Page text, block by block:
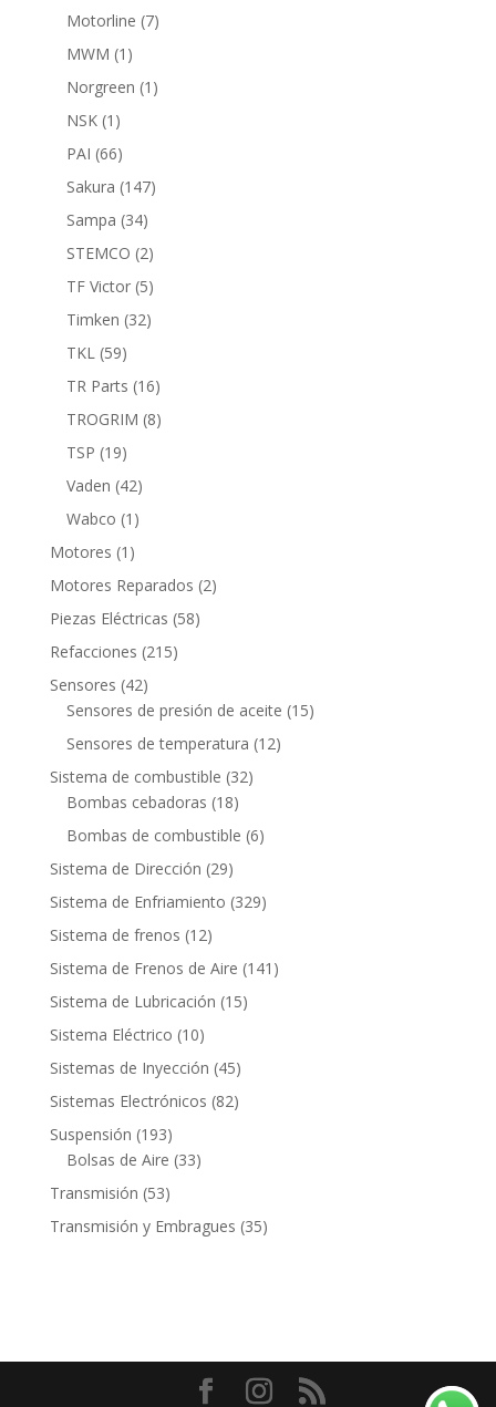
productos
Motorline 77
MWM 1 1
producto
Norgreen 1 1
NSK 1 1
producto
PAI 6666
productos
Sakura 147147
Sampa 3434
productos
STEMCO 22
productos
TF Victor 55
productos
Timken 3232
TKL 5959
productos
TR Parts 1616
productos
TROGRIM 88
TSP 1919
productos
Vaden 4242
productos
Wabco 1 1
producto
Motores 1 1
producto
Motores Reparados 22
Piezas Eléctricas 5858
Refacciones 215215
Sensores 4242
productos
Sensores de presión de aceite 1515
Sensores de temperatura 1212
Sistema de combustible 3232
Bombas cebadoras 1818
productos
Bombas de combustible 66
Sistema de Dirección 2929
productos
Sistema de Enfriamiento 329329
Sistema de frenos 1212
productos
Sistema de Frenos de Aire 141 141
Sistema de Lubricación 1515
Sistema Eléctrico 1010
productos
Sistemas de Inyección 4545
productos
Sistemas Electrónicos 8282
Suspensión 193193
productos
Bolsas de Aire 3333
Transmisión 5353
productos
Transmisión y Embragues 3535